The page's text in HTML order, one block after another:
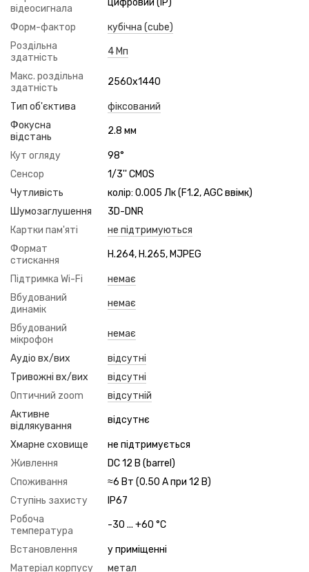
відеосигнала
цифровий (IP)
Форм-фактор
кубічна (cube)
Роздільна
здатність
4 Мп
Макс. роздільна
здатність
2560x1440
Тип об'єктива
фіксований
Фокусна
відстань
2.8 мм
Кут огляду
98°
Сенсор
1/3'' CMOS
Чутливість
колір: 0.005 Лк (F1.2, AGC ввімк)
Шумозаглушення
3D-DNR
Картки пам'яті
не підтримуються
Формат
стискання
H.264, H.265, MJPEG
Підтримка Wi-Fi
немає
Вбудований
динамік
немає
Вбудований
мікрофон
немає
Аудіо вх/вих
відсутні
Тривожні вх/вих
відсутні
Оптичний zoom
відсутній
Активне
відлякування
відсутнє
Хмарне сховище
не підтримується
Живлення
DC 12 В (barrel)
Споживання
≈6 Вт (0.50 А при 12 В)
Ступінь захисту
IP67
Робоча
температура
-30 ... +60 °C
Встановлення
у приміщенні
Матеріал корпусу
метал